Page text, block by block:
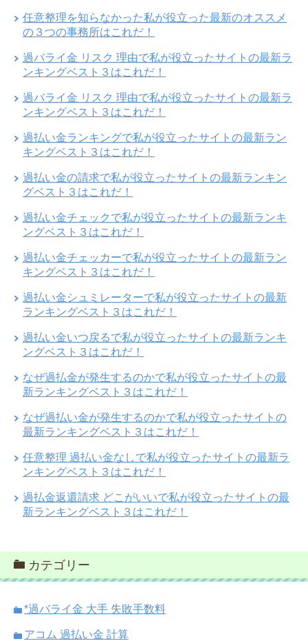
任意整理を知らなかった私が役立った最新のオススメ
の３つの事務所はこれだ！
過バライ金 リスク 理由で私が役立ったサイトの最新ラ
ンキングベスト３はこれだ！
過バライ金 リスク 理由で私が役立ったサイトの最新ラ
ンキングベスト３はこれだ！
過払い金ランキングで私が役立ったサイトの最新ラン
キングベスト３はこれだ！
過払い金の請求で私が役立ったサイトの最新ランキン
グベスト３はこれだ！
過払い金チェックで私が役立ったサイトの最新ランキ
ングベスト３はこれだ！
過払い金チェッカーで私が役立ったサイトの最新ラン
キングベスト３はこれだ！
過払い金シュミレーターで私が役立ったサイトの最新
ランキングベスト３はこれだ！
過払い金いつ戻るで私が役立ったサイトの最新ランキ
ングベスト３はこれだ！
なぜ過払金が発生するのかで私が役立ったサイトの最
新ランキングベスト３はこれだ！
なぜ過払い金が発生するのかで私が役立ったサイトの
最新ランキングベスト３はこれだ！
任意整理 過払い金なしで私が役立ったサイトの最新ラ
ンキングベスト３はこれだ！
過払金返還請求 どこがいいで私が役立ったサイトの最
新ランキングベスト３はこれだ！
カテゴリー
*過バライ金 大手 失敗手数料
アコム 過払い金 計算